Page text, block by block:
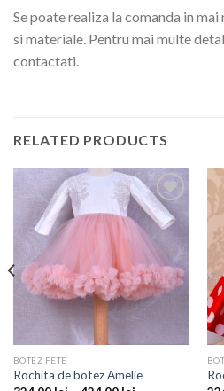
Se poate realiza la comanda in
si materiale. Pentru mai multe
contactati.
RELATED PRODUCTS
Add to
wishlist
BOTEZ FETE
Rochita de botez Amelie